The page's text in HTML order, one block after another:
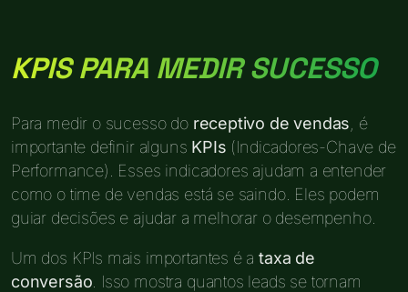
KPIS PARA MEDIR SUCESSO
Para medir o sucesso do receptivo de vendas , é
importante definir alguns KPIs (Indicadores-Chave de
Performance). Esses indicadores ajudam a entender
como o time de vendas está se saindo. Eles podem
guiar decisões e ajudar a melhorar o desempenho.
Um dos KPIs mais importantes é ataxa de
conversão . Isso mostra quantos leads se tornam